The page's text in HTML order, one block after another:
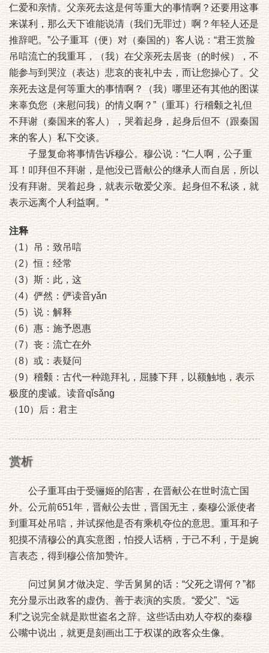
仁爱和亲情。父亲死去这是何等重大的事情啊？还要用这事
来谋利，那么天下谁能说清（我们无罪过）啊？年轻人还是
推辞吧。”公子重耳（便）对（秦国的）客人说：“君王赏脸
吊唁流亡的我重耳，（我）在父亲死去居丧（的时候），不
能参与到哭泣（表达）悲哀的丧礼中去，而让您操心了。父
亲死去这是何等重大的事情啊？（我）哪里还有其他的图谋
来辜负您（来慰问我）的情义啊？”（重耳）行稽颡之礼但
不拜谢（秦国来的客人），哭着起身，起身后但不（跟秦国
来的客人）私下交谈。
子显复命将事情告诉穆公。穆公说：“仁人啊，公子重
耳！叩拜但不拜谢，是他没已晋献公的继承人而自居，所以
没有拜谢。哭着起身，就表示敬爱父亲。起身但不私谈，就
表示远离个人利益啊。”
注释
（1）吊：致吊唁
（2）恒：经常
（3）斯：此，这
（4）俨然：俨读音yǎn
（5）说：解释
（6）惠：施予恩惠
（7）丧：流亡在外
（8）或：表疑问
（9）稽颡：古代一种跪拜礼，屈膝下拜，以额触地，表示
极度的虔诚。读音qǐsǎng
（10）后：君主
赏析
公子重耳由于受骊姬的陷害，在晋献公在世时流亡国
外。公元前651年，晋献公去世，晋国无主，秦穆公派使者
到重耳处吊唁，并试探他是否有乘机夺位的意思。重耳和子
犯摸不清穆公的真实意图，怕授人话柄，于己不利，于是婉
言表态，得到穆公倍加赞许。
问过舅舅才做决定、学舌舅舅的话：“父死之谓何？”都
充分显示出政客的虚伪、善于表演的实质。“爱父”、“远
利”之说完全就是欺世盗名之辞。这些话由劝人夺权的秦穆
公嘴中说出，就更是刻画出工于权谋的政客众生像。